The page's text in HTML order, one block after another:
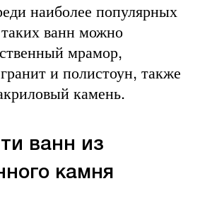
наиболее популярных
ванн можно
мрамор,
и полистоун, также
камень.
ванн из
камня